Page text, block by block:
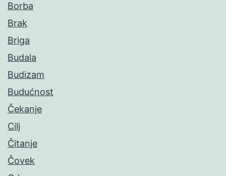
Borba
Brak
Briga
Budala
Budizam
Budućnost
Čekanje
Cilj
Čitanje
Čovek